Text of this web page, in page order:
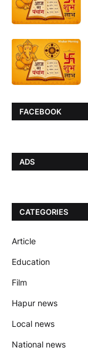
FACEBOOK
ADS
CATEGORIES
Article
Education
Film
Hapur news
Local news
National news